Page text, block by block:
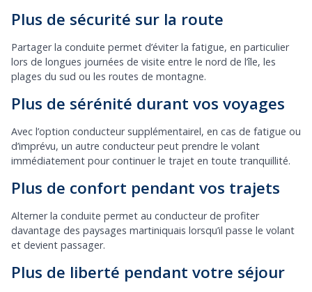
Plus de sécurité sur la route
Partager la conduite permet d’éviter la fatigue, en particulier
lors de longues journées de visite entre le nord de l’île, les
plages du sud ou les routes de montagne.
Plus de sérénité durant vos voyages
Avec l’option conducteur supplémentairel, en cas de fatigue ou
d’imprévu, un autre conducteur peut prendre le volant
immédiatement pour continuer le trajet en toute tranquillité.
Plus de confort pendant vos trajets
Alterner la conduite permet au conducteur de profiter
davantage des paysages martiniquais lorsqu’il passe le volant
et devient passager.
Plus de liberté pendant votre séjour